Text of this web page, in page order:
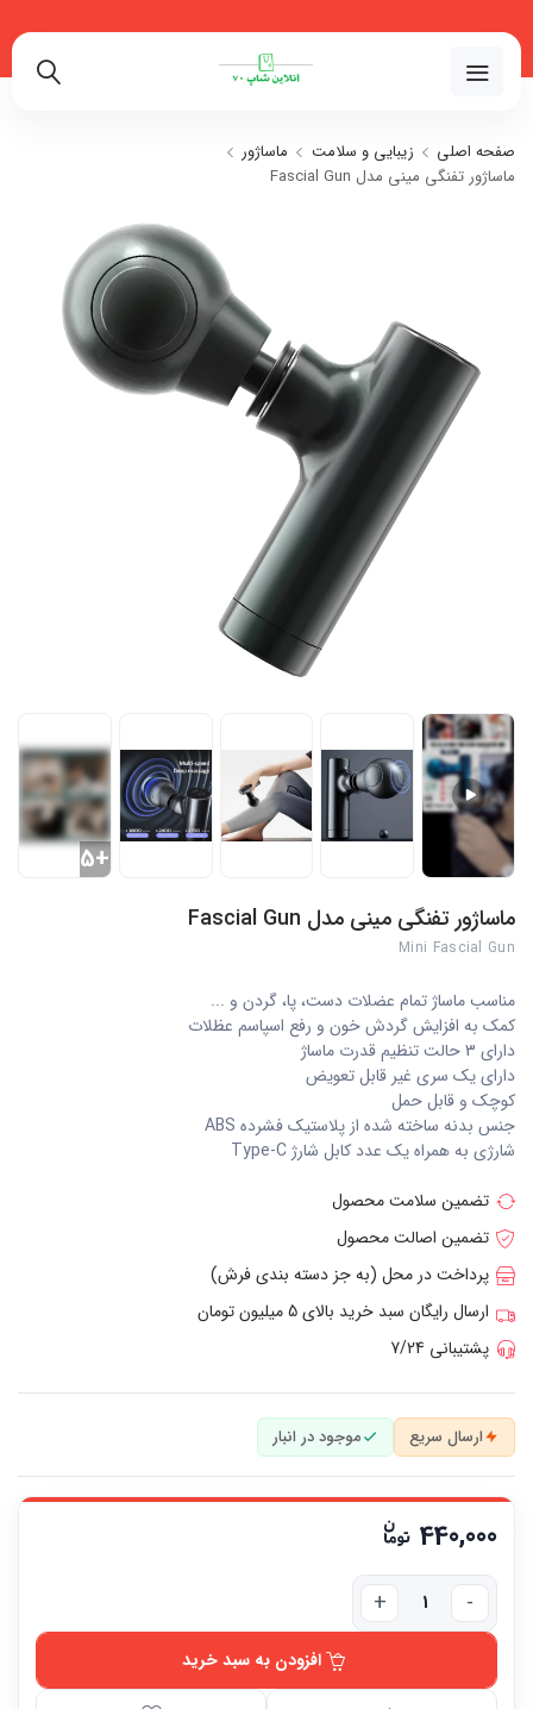
صفحه اصلی زیبایی و سلامت
ماساژور
ماساژور تفنگی مینی مدل Fascial Gun
+5
ماساژور تفنگی مینی مدل Fascial Gun
Mini Fascial Gun
مناسب ماساژ تمام عضلات دست، پا، گردن و ...
کمک به افزایش گردش خون و رفع اسپاسم عظلات
دارای 3 حالت تنظیم قدرت ماساژ
دارای یک سری غیر قابل تعویض
کوچک و قابل حمل
جنس بدنه ساخته شده از پلاستیک فشرده ABS
شارژی به همراه یک عدد کابل شارژ Type-C
تضمین سلامت محصول
تضمین اصالت محصول
پرداخت در محل (به جز دسته بندی فرش)
ارسال رایگان سبد خرید بالای 5 میلیون تومان
پشتیبانی 7/24
ارسال سریع موجود در انبار
440,000
افزودن به سبد خرید